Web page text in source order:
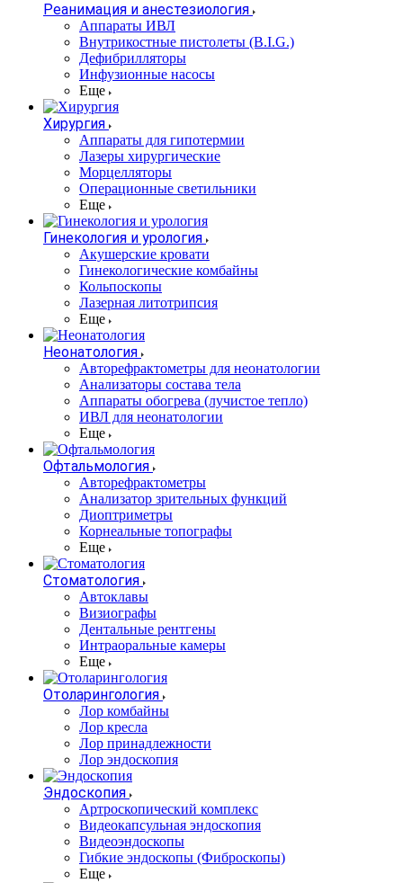
Реанимация и анестезиология
Аппараты ИВЛ
Внутрикостные пистолеты (B.I.G.)
Дефибрилляторы
Инфузионные насосы
Еще
Хирургия
Аппараты для гипотермии
Лазеры хирургические
Морцелляторы
Операционные светильники
Еще
Гинекология и урология
Акушерские кровати
Гинекологические комбайны
Кольпоскопы
Лазерная литотрипсия
Еще
Неонатология
Авторефрактометры для неонатологии
Анализаторы состава тела
Аппараты обогрева (лучистое тепло)
ИВЛ для неонатологии
Еще
Офтальмология
Авторефрактометры
Анализатор зрительных функций
Диоптриметры
Корнеальные топографы
Еще
Стоматология
Автоклавы
Визиографы
Дентальные рентгены
Интраоральные камеры
Еще
Отоларингология
Лор комбайны
Лор кресла
Лор принадлежности
Лор эндоскопия
Эндоскопия
Артроскопический комплекс
Видеокапсульная эндоскопия
Видеоэндоскопы
Гибкие эндоскопы (Фиброcкопы)
Еще